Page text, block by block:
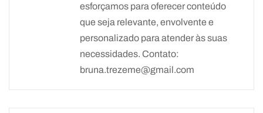
esforçamos para oferecer conteúdo
que seja relevante, envolvente e
personalizado para atender às suas
necessidades. Contato:
bruna.trezeme@gmail.com